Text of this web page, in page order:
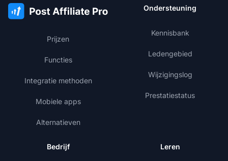
Prijzen
Functies
Integratie methoden
Mobiele apps
Alternatieven
Ondersteuning
Kennisbank
Ledengebied
Wijzigingslog
Prestatiestatus
Bedrijf Leren